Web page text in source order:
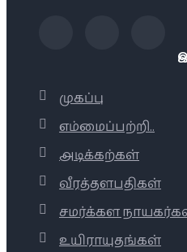
முகப்பு
எம்மைப்பற்றி..
அடிக்கற்கள்
வீரத்தளபதிகள்
சமர்க்கள
உயிராயுதங்கள்